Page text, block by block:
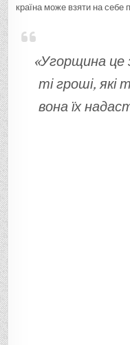
країна може взяти на себе
«Угорщина це
ті гроші, які
вона їх